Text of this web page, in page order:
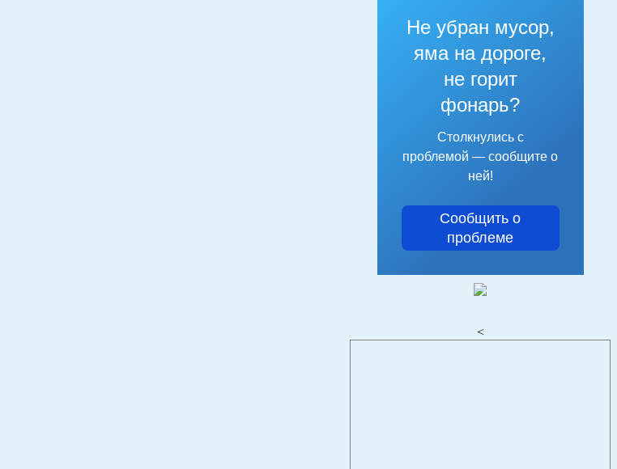
Не убран мусор,
яма на дороге,
не горит
фонарь?
Столкнулись с
проблемой — сообщите о
ней!
Сообщить о
проблеме
<